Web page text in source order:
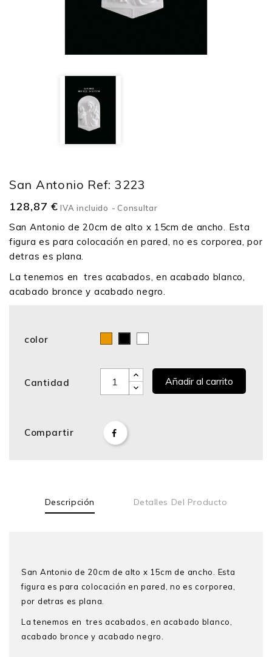
San Antonio Ref: 3223
128,87 € IVA incluido Consultar
San Antonio de 20cm de alto x 15cm de ancho. Esta
figura es para colocación en pared, no es corporea, por
detras es plana.
La tenemos en tres acabados, en acabado blanco,
acabado bronce y acabado negro.
color
Cantidad Añadir al carrito
Compartir
Descripción Detalles Del Producto
San Antonio de 20cm de alto x 15cm de ancho. Esta
figura es para colocación en pared, no es corporea,
por detras es plana.
La tenemos en tres acabados, en acabado blanco,
acabado bronce y acabado negro.